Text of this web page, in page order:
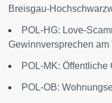
Breisgau-
POL-HG: Love-
Gewinnversprechen am
POL-MK:
POL-OB: